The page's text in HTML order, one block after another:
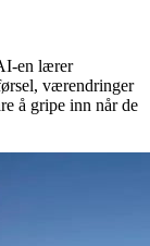
en lærer
værendringer
å gripe inn når de